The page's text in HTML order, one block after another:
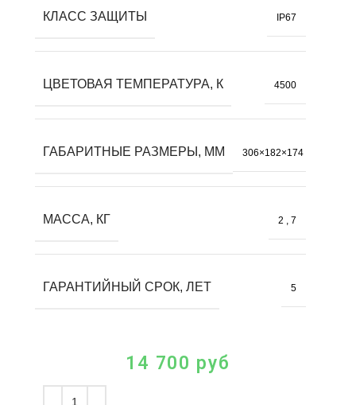
КЛАСС ЗАЩИТЫ IP67
ЦВЕТОВАЯ ТЕМПЕРАТУРА, К 4500
ГАБАРИТНЫЕ РАЗМЕРЫ, ММ 306×182×174
МАССА, КГ 2 , 7
ГАРАНТИЙНЫЙ СРОК, ЛЕТ 5
14 700 руб